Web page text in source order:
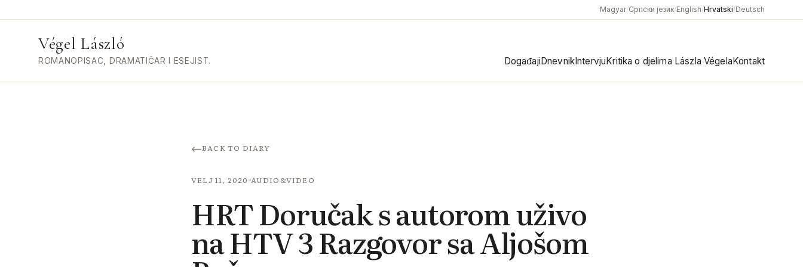
Magyar/Српски језик/English/Hrvatski/Deutsch
Végel László
ROMANOPISAC, DRAMATIČAR I ESEJIST. DogađajiDnevnikIntervjuKritika o djelima Lászla VégelaKontakt
←BACK TO DIARY
VELJ 11, 2020 AUDIO&VIDEO
HRT Doručak s autorom uživo
na HTV 3 Razgovor sa Aljošom